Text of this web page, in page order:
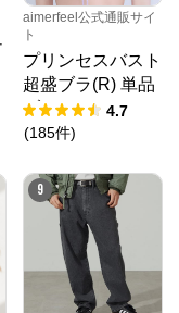
aimerfeel公式通販サイ
ト
プリンセスバスト
超盛ブラ(R) 単品
ブラジャー4.7
(185件)
9